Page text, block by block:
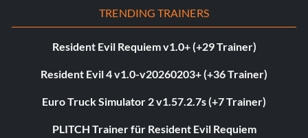
TRENDING TRAINERS
Resident Evil Requiem v1.0+ (+29 Trainer)
Resident Evil 4 v1.0-v20260203+ (+36 Trainer)
Euro Truck Simulator 2 v1.57.2.7s (+7 Trainer)
PLITCH Trainer für Resident Evil Requiem